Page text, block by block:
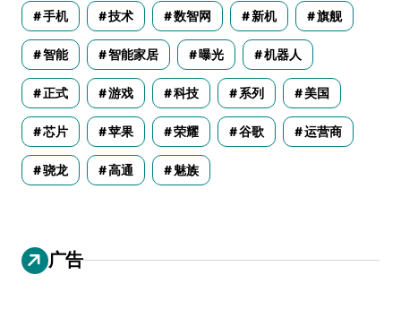
手机 技术 数智网 新机 旗舰
智能 智能家居 曝光 机器人
正式 游戏 科技 系列 美国
芯片 苹果 荣耀 谷歌 运营商
骁龙 高通 魅族
广告